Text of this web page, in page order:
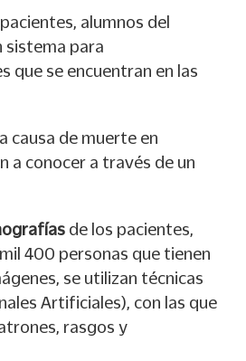
alumnos del
sistema para
que se encuentran en las
causa de muerte en
a conocer a través de un
de los pacientes,
400 personas que tienen
se utilizan técnicas
Artificiales), con las que
rasgos y